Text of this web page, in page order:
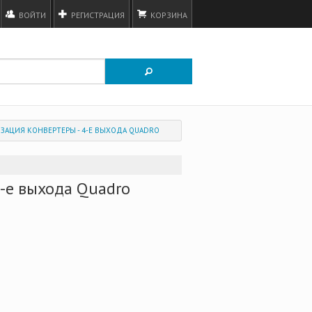
ВОЙТИ РЕГИСТРАЦИЯ КОРЗИНА
КОНВЕРТЕРЫ - 4-Е ВЫХОДА QUADRO
е выхода Quadro